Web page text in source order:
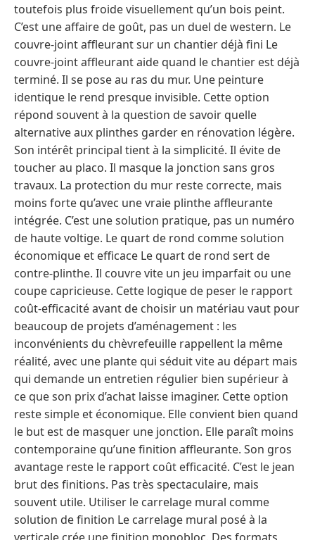
toutefois plus froide visuellement qu’un bois peint.
C’est une affaire de goût, pas un duel de western. Le
couvre-joint affleurant sur un chantier déjà fini Le
couvre-joint affleurant aide quand le chantier est déjà
terminé. Il se pose au ras du mur. Une peinture
identique le rend presque invisible. Cette option
répond souvent à la question de savoir quelle
alternative aux plinthes garder en rénovation légère.
Son intérêt principal tient à la simplicité. Il évite de
toucher au placo. Il masque la jonction sans gros
travaux. La protection du mur reste correcte, mais
moins forte qu’avec une vraie plinthe affleurante
intégrée. C’est une solution pratique, pas un numéro
de haute voltige. Le quart de rond comme solution
économique et efficace Le quart de rond sert de
contre-plinthe. Il couvre vite un jeu imparfait ou une
coupe capricieuse. Cette logique de peser le rapport
coût-efficacité avant de choisir un matériau vaut pour
beaucoup de projets d’aménagement : les
inconvénients du chèvrefeuille rappellent la même
réalité, avec une plante qui séduit vite au départ mais
qui demande un entretien régulier bien supérieur à
ce que son prix d’achat laisse imaginer. Cette option
reste simple et économique. Elle convient bien quand
le but est de masquer une jonction. Elle paraît moins
contemporaine qu’une finition affleurante. Son gros
avantage reste le rapport coût efficacité. C’est le jean
brut des finitions. Pas très spectaculaire, mais
souvent utile. Utiliser le carrelage mural comme
solution de finition Le carrelage mural posé à la